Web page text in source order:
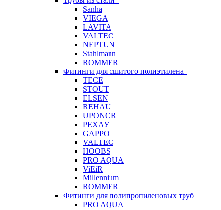
Sanha
VIEGA
LAVITA
VALTEC
NEPTUN
Stahlmann
ROMMER
Фитинги для сшитого полиэтилена
TECE
STOUT
ELSEN
REHAU
UPONOR
РЕХАУ
GAPPO
VALTEC
HOOBS
PRO AQUA
ViEiR
Millennium
ROMMER
Фитинги для полипропиленовых труб
PRO AQUA